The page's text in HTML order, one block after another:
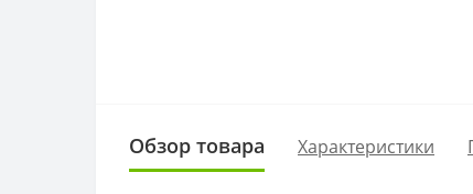
Обзор товара Характеристики